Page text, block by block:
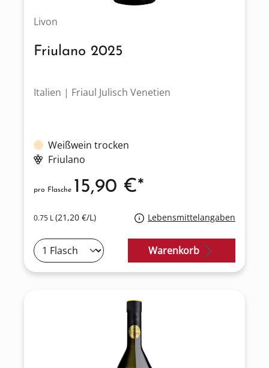
Livon
Friulano 2025
Italien | Friaul Julisch Venetien
Weißwein trocken
Friulano
0.75 L(21,20 €/L) Lebensmittelangaben
pro Flasche 15,90 €*
Warenkorb